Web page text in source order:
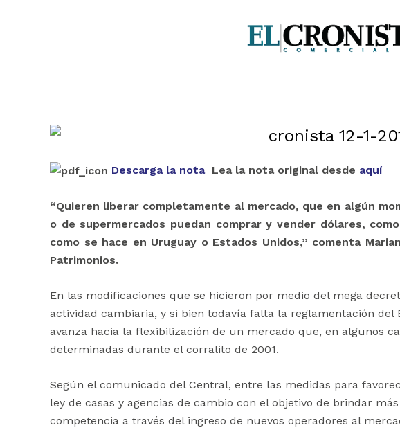
Descarga la notaLea la nota original desde aquí
“Quieren liberar completamente al mercado, que en algún
o de supermercados puedan comprar y vender dólares,
como se hace en Uruguay o Estados Unidos,” comenta
Patrimonios.
En las modificaciones que se hicieron por medio del mega
actividad cambiaria, y si bien todavía falta la reglamentación del
avanza hacia la flexibilización de un mercado que, en algunos
determinadas durante el corralito de 2001.
Según el comunicado del Central, entre las medidas para
ley de casas y agencias de cambio con el objetivo de brindar
competencia a través del ingreso de nuevos operadores al